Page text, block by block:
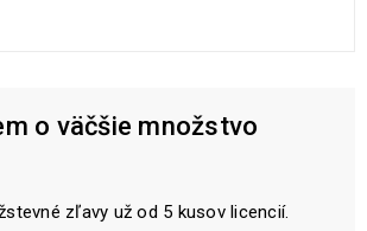
o väčšie množstvo
zľavy už od 5 kusov licencií.